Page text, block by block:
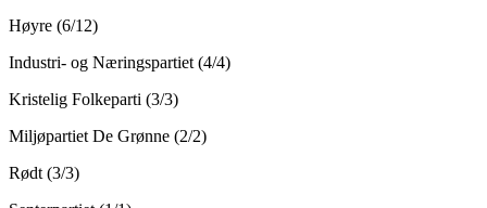
Høyre (6/12)
Industri- og Næringspartiet (4/4)
Kristelig Folkeparti (3/3)
Miljøpartiet De Grønne (2/2)
Rødt (3/3)